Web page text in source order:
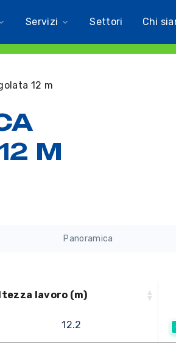
Servizi Settori Chi
12 m
M
Panoramica
lavoro (m)
12.2